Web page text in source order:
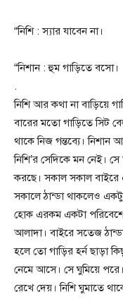
“নিশি : স্যার যাবেন না।
“নিশান : হুম গাড়িতে বসো।
.
নিশি আর কথা না বাড়িয়ে
বারের মতো গাড়িতে সিট
থাকে নিজ গন্তব্যে। নিশান
নিশি’র সেদিকে মন নেই।
করছে। সকাল সকাল বাইরে
সকালে ঠান্ডা থাকলেও
হোক এরকম একটা পরিবেশে
আলাদা। বাইরে সতেজ
হলে তো গাড়ির হর্ন ছাড়া
নেমে আসে। সে ঘুমিয়ে
রেখে দেয়। নিশি ঘুমাতে